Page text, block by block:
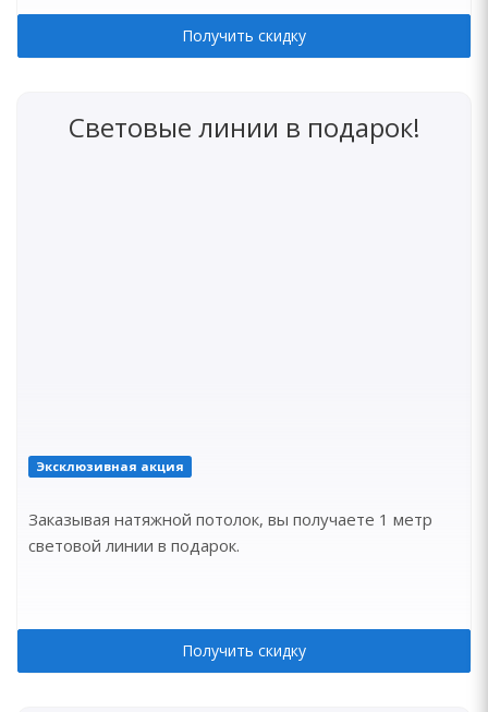
Получить скидку
Световые линии в подарок!
Эксклюзивная акция
Заказывая натяжной потолок, вы получаете 1 метр
световой линии в подарок.
Получить скидку